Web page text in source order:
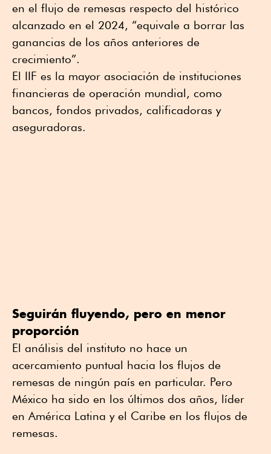
en el flujo de remesas respecto del histórico
alcanzado en el 2024, “equivale a borrar las
ganancias de los años anteriores de
crecimiento”.
El IIF es la mayor asociación de instituciones
financieras de operación mundial, como
bancos, fondos privados, calificadoras y
aseguradoras.
Seguirán fluyendo, pero en menor
proporción
El análisis del instituto no hace un
acercamiento puntual hacia los flujos de
remesas de ningún país en particular. Pero
México ha sido en los últimos dos años, líder
en América Latina y el Caribe en los flujos de
remesas.